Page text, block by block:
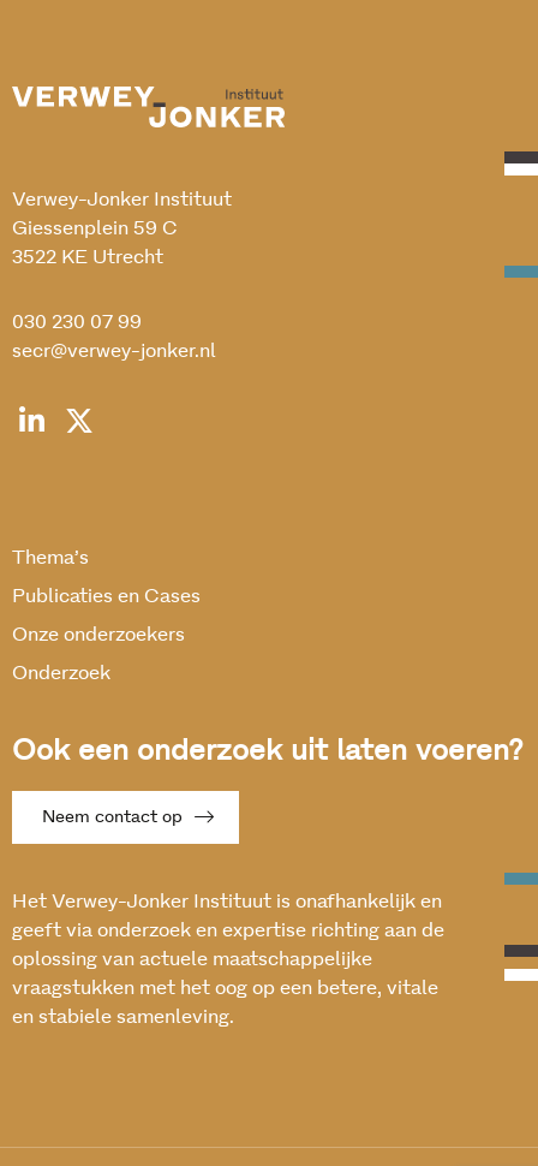
Verwey-Jonker Instituut
Giessenplein 59 C
3522 KE Utrecht
030 230 07 99
secr@verwey-jonker.nl
Thema’s
Publicaties en Cases
Onze onderzoekers
Onderzoek
Ook een onderzoek uit laten voeren?
Neem contact op
Het Verwey-Jonker Instituut is onafhankelijk en
geeft via onderzoek en expertise richting aan de
oplossing van actuele maatschappelijke
vraagstukken met het oog op een betere, vitale
en stabiele samenleving.